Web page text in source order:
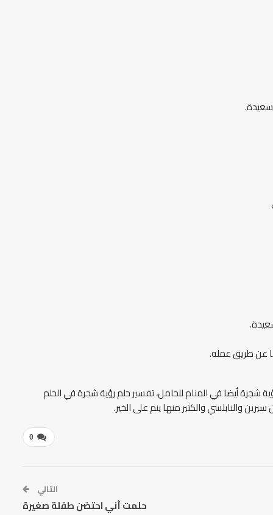
عن طريق عمله.
شجرة أيضا في المنام للحامل، تفسير حلم رؤية شجرة في الحلم
والنابلسي والكثير منها ينم على الخير.
0
التالي
حلمت أني احتضن طفلة صغيرة